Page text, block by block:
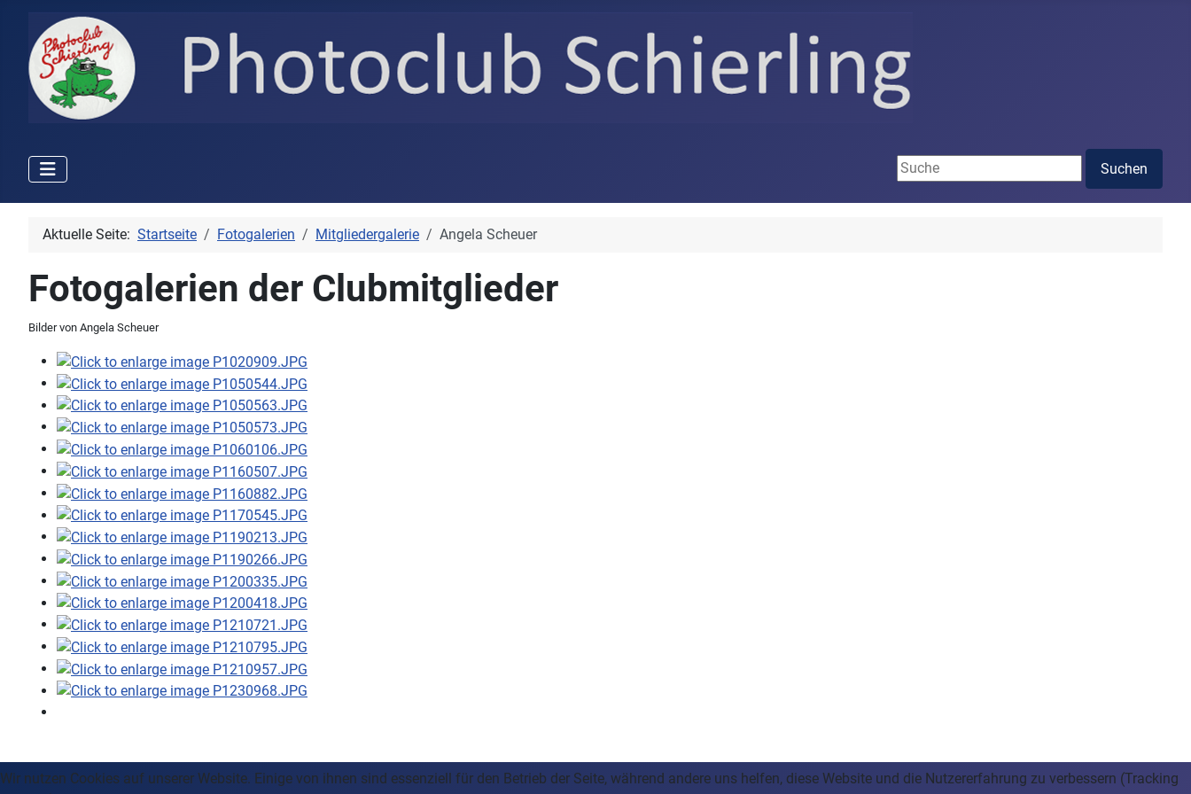
Suchen ...
Suchen
Aktuelle Seite: Startseite Fotogalerien Mitgliedergalerie Angela Scheuer
Fotogalerien der Clubmitglieder
Bilder von Angela Scheuer
Wir nutzen Cookies auf unserer Website. Einige von ihnen sind essenziell für den Betrieb der Seite, während andere uns helfen, diese Website und die Nutzererfahrung zu verbessern (Tracking